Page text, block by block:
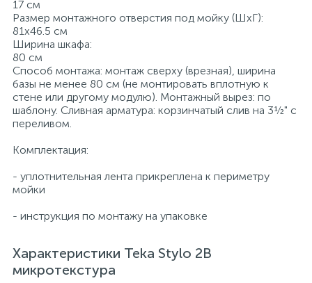
17 см
Размер монтажного отверстия под мойку (ШхГ):
81x46.5 см
Ширина шкафа:
80 см
Способ монтажа: монтаж сверху (врезная), ширина
базы не менее 80 см (не монтировать вплотную к
стене или другому модулю). Монтажный вырез: по
шаблону. Сливная арматура: корзинчатый слив на 3½" с
переливом.
Комплектация:
- уплотнительная лента прикреплена к периметру
мойки
- инструкция по монтажу на упаковке
Характеристики Teka Stylo 2B
микротекстура